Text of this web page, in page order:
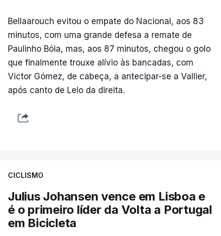
Bellaarouch evitou o empate do Nacional, aos 83
minutos, com uma grande defesa a remate de
Paulinho Bóia, mas, aos 87 minutos, chegou o golo
que finalmente trouxe alívio às bancadas, com
Victor Gómez, de cabeça, a antecipar-se a Vallier,
após canto de Lelo da direita.
CICLISMO
Julius Johansen vence em Lisboa e
é o primeiro líder da Volta a Portugal
em Bicicleta